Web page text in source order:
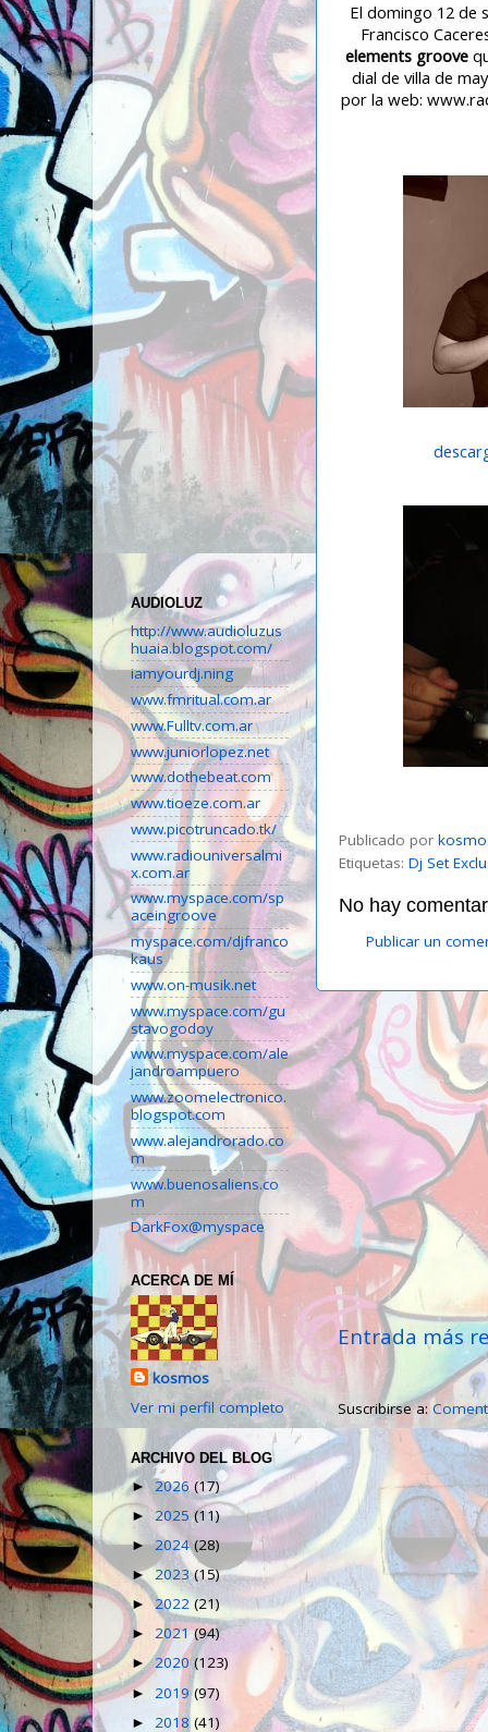
El domingo 12 de
Francisco
elements groove
dial de villa de
por la web:
Publicado por
Etiquetas: Dj Set
No hay
Publicar un
Entrada más
Suscribirse a:
AUDIOLUZ
http://www.audioluzus
huaia.blogspot.com/
iamyourdj.ning
www.fmritual.com.ar
www.Fulltv.com.ar
www.juniorlopez.net
www.dothebeat.com
www.tioeze.com.ar
www.picotruncado.tk/
www.radiouniversalmi
x.com.ar
www.myspace.com/sp
aceingroove
myspace.com/djfranco
kaus
www.on-musik.net
www.myspace.com/gu
stavogodoy
www.myspace.com/ale
jandroampuero
www.zoomelectronico.
blogspot.com
www.alejandrorado.co
m
www.buenosaliens.co
m
DarkFox@myspace
ACERCA DE MÍ
kosmos
Ver mi perfil completo
ARCHIVO DEL BLOG
► 2026(17)
► 2025(11)
► 2024(28)
► 2023(15)
►2022(21)
► 2021(94)
►2020(123)
► 2019(97)
► 2018 (41)